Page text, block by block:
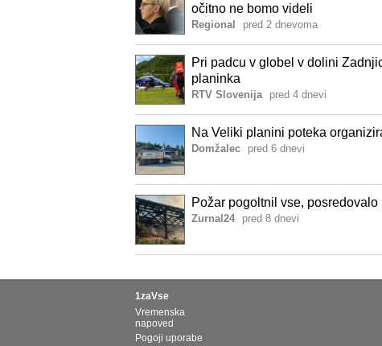
očitno ne bomo videli
Regional pred 2 dnevoma
Pri padcu v globel v dolini
planinka
RTV Slovenija pred 4 dnevi
Na Veliki planini poteka
Domžalec pred 6 dnevi
Požar pogoltnil vse,
Zurnal24 pred 8 dnevi
1zaVse
Vremenska
napoved
Pogoji uporabe